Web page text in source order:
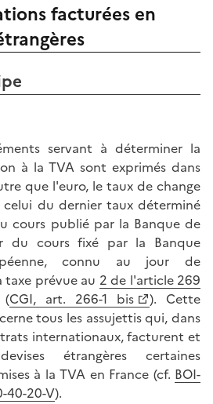
facturées en
servant à déterminer la
à la TVA sont exprimés dans
que l'euro, le taux de change
du dernier taux déterminé
cours publié par la Banque de
du cours fixé par la Banque
connu au jour de
prévue au 2 de l'article 269
(CGI, art. 266-1 bis
). Cette
tous les assujettis qui, dans
internationaux, facturent et
étrangères certaines
à la TVA en France (cf. BOI-
40-20-V).